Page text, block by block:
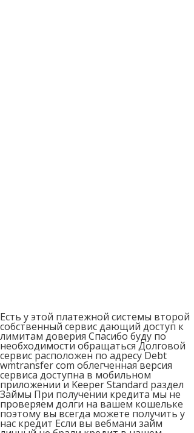
Есть у этой платежной системы второй
собственный сервис дающий доступ к
лимитам доверия Спасибо буду по
необходимости обращаться Долговой
сервис расположен по адресу Debt
wmtransfer com облегченная версия
сервиса доступна в мобильном
приложении и Keeper Standard раздел
Займы При получении кредита мы не
проверяем долги на вашем кошельке
поэтому вы всегда можете получить у
нас кредит Если вы вебмани займ